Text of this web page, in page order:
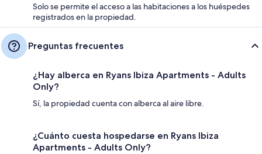
Solo se permite el acceso a las habitaciones a los huéspedes
registrados en la propiedad.
Preguntas frecuentes
¿Hay alberca en Ryans Ibiza Apartments - Adults
Only?
Sí, la propiedad cuenta con alberca al aire libre.
¿Cuánto cuesta hospedarse en Ryans Ibiza
Apartments - Adults Only?